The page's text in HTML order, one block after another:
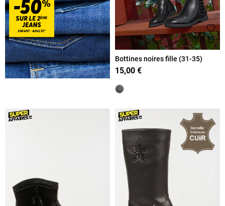
Bottines noires fille (31-35)
15,00 €